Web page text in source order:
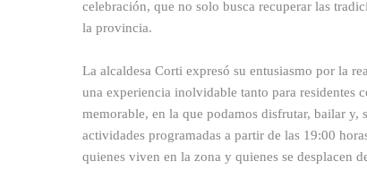
celebración, que no solo busca recuperar las
la provincia.
La alcaldesa Corti expresó su entusiasmo por la
una experiencia inolvidable tanto para residentes
memorable, en la que podamos disfrutar, bailar y,
actividades programadas a partir de las 19:00
quienes viven en la zona y quienes se desplacen